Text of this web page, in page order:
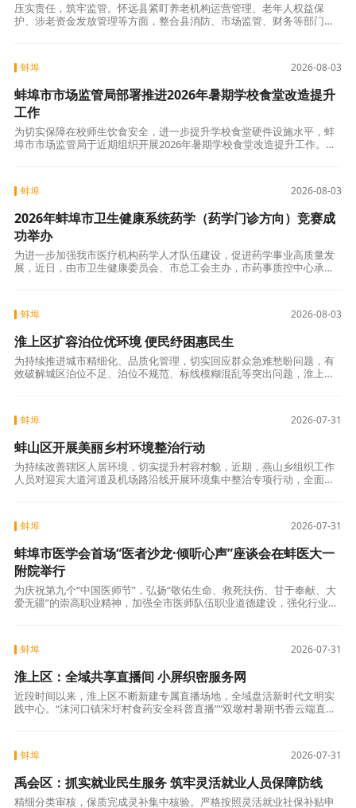
压实责任，筑牢监管。怀远县紧盯养老机构运营管理、老年人权益保
护、涉老资金发放管理等方面，整合县消防、市场监管、财务等部门力
2026-08-03
蚌埠
蚌埠市市场监管局部署推进2026年暑期学校食堂改造提升
工作
为切实保障在校师生饮食安全，进一步提升学校食堂硬件设施水平，蚌
埠市市场监管局于近期组织开展2026年暑期学校食堂改造提升工作。经
2026-08-03
蚌埠
2026年蚌埠市卫生健康系统药学（药学门诊方向）竞赛成
功举办
为进一步加强我市医疗机构药学人才队伍建设，促进药学事业高质量发
展，近日，由市卫生健康委员会、市总工会主办，市药事质控中心承办
2026-08-03
蚌埠
淮上区扩容泊位优环境 便民纾困惠民生
为持续推进城市精细化、品质化管理，切实回应群众急难愁盼问题，有
效破解城区泊位不足、泊位不规范、标线模糊混乱等突出问题，淮上区
2026-07-31
蚌埠
蚌山区开展美丽乡村环境整治行动
为持续改善辖区人居环境，切实提升村容村貌，近期，燕山乡组织工作
人员对迎宾大道河道及机场路沿线开展环境集中整治专项行动，全面清
2026-07-31
蚌埠
蚌埠市医学会首场“医者沙龙·倾听心声”座谈会在蚌医大一
附院举行
为庆祝第九个“中国医师节”，弘扬“敬佑生命、救死扶伤、甘于奉献、大
爱无疆”的崇高职业精神，加强全市医师队伍职业道德建设，强化行业自
2026-07-31
蚌埠
淮上区：全域共享直播间 小屏织密服务网
近段时间以来，淮上区不断新建专属直播场地，全域盘活新时代文明实
践中心。“沫河口镇宋圩村食药安全科普直播”“双墩村暑期书香云端直播”
2026-07-31
蚌埠
禹会区：抓实就业民生服务 筑牢灵活就业人员保障防线
精细分类审核，保质完成灵补集中核验。严格按照灵活就业社保补贴申